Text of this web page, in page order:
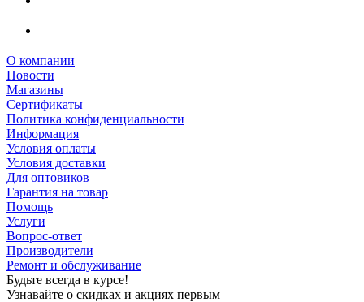
О компании
Новости
Магазины
Сертификаты
Политика конфиденциальности
Информация
Условия оплаты
Условия доставки
Для оптовиков
Гарантия на товар
Помощь
Услуги
Вопрос-ответ
Производители
Ремонт и обслуживание
Будьте всегда в курсе!
Узнавайте о скидках и акциях первым